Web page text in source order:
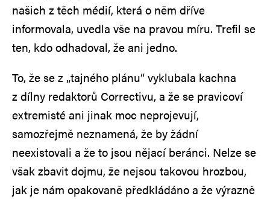
našich z těch médií, která o něm dříve
informovala, uvedla vše na pravou míru. Trefil se
ten, kdo odhadoval, že ani jedno.
To, že se z „tajného plánu“ vyklubala kachna
z dílny redaktorů Correctivu, a že se pravicoví
extremisté ani jinak moc neprojevují,
samozřejmě neznamená, že by žádní
neexistovali a že to jsou nějací beránci. Nelze se
však zbavit dojmu, že nejsou takovou hrozbou,
jak je nám opakovaně předkládáno a že výrazně